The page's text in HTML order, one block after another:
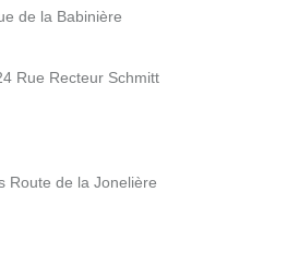
de la Babinière
Rue Recteur Schmitt
Route de la Jonelière